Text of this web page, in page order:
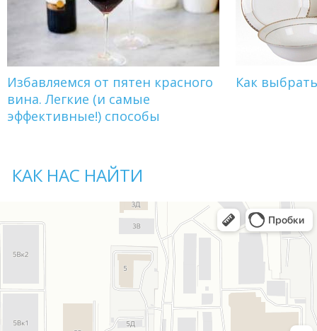
Избавляемся от пятен красного
вина. Легкие (и самые
эффективные!) способы
Как
КАК НАС НАЙТИ